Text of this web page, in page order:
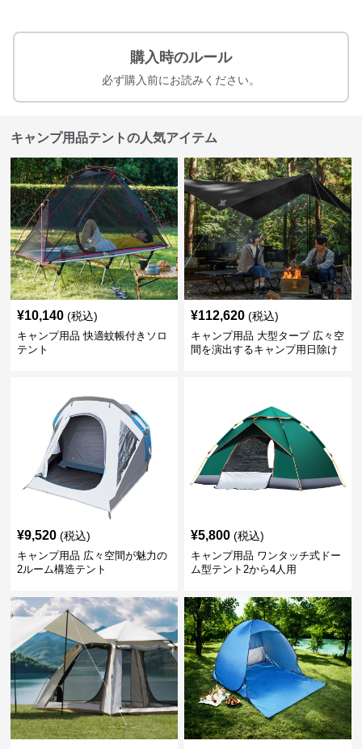
購入時のルール
必ず購入前にお読みください。
キャンプ用品テントの人気アイテム
¥10,140 (税込)
キャンプ用品 快適蚊帳付きソロ
テント
¥112,620 (税込)
キャンプ用品 大型タープ 広々空
間を演出するキャンプ用日除け
¥9,520 (税込)
キャンプ用品 広々空間が魅力の
2ルーム構造テント
¥5,800 (税込)
キャンプ用品 ワンタッチ式ドー
ム型テント2から4人用